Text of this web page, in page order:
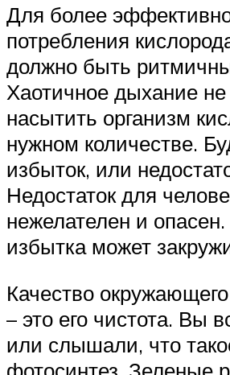
Для более
потребления
должно быть
Хаотичное дыхание не
насытить организм
нужном количестве.
избыток, или
Недостаток для
нежелателен и
избытка может
Качество
– это его чистота. Вы
или слышали, что
фотосинтез. Зеленые